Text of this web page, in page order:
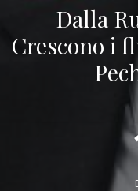
Dalla
Crescono i